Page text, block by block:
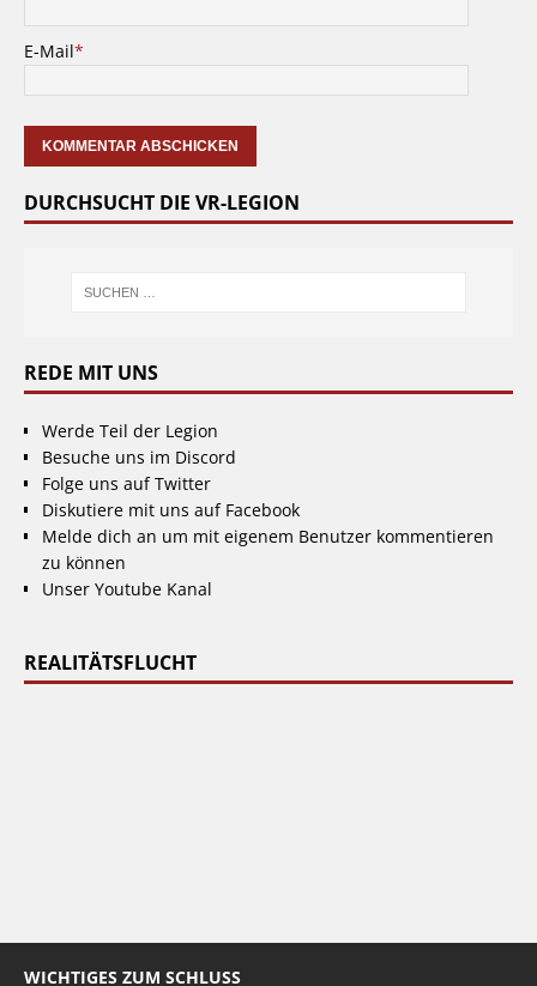
E-Mail*
DURCHSUCHT DIE VR-LEGION
REDE MIT UNS
Werde Teil der Legion
Besuche uns im Discord
Folge uns auf Twitter
Diskutiere mit uns auf Facebook
Melde dich an um mit eigenem Benutzer kommentieren
zu können
Unser Youtube Kanal
REALITÄTSFLUCHT
WICHTIGES ZUM SCHLUSS